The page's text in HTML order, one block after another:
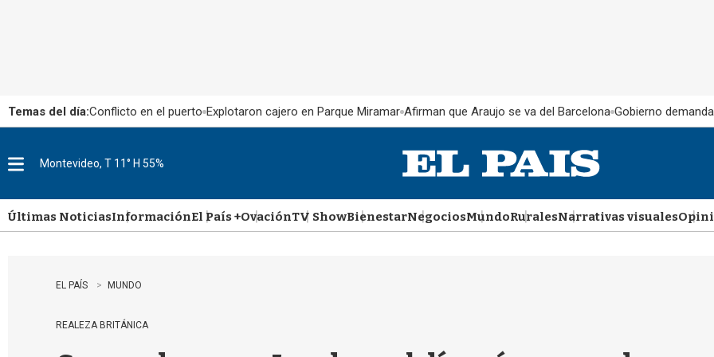
Temas del día:Conflicto en el puerto Explotaron cajero en Parque Miramar Afirman que Araujo se va del Barcelona Gobierno
u
Montevideo, T 11° H 55%
Últimas NoticiasInformaciónEl País +OvaciónTV ShowBienestarNegociosMundoRuralesNarrativas visuales
EL PAÍS MUNDO
REALEZA BRITÁNICA